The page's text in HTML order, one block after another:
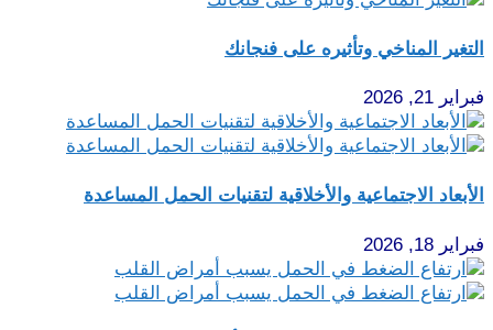
التغير المناخي وتأثيره على فنجانك
فبراير 21, 2026
الأبعاد الاجتماعية والأخلاقية لتقنيات الحمل المساعدة
فبراير 18, 2026